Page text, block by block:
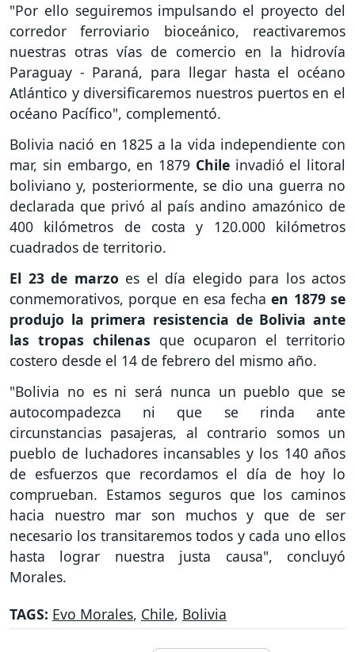
"Por ello seguiremos impulsando el proyecto del
corredor ferroviario bioceánico, reactivaremos
nuestras otras vías de comercio en la hidrovía
Paraguay - Paraná, para llegar hasta el océano
Atlántico y diversificaremos nuestros puertos en el
océano Pacífico", complementó.
Bolivia nació en 1825 a la vida independiente con
mar, sin embargo, en 1879 Chile invadió el litoral
boliviano y, posteriormente, se dio una guerra no
declarada que privó al país andino amazónico de
400 kilómetros de costa y 120.000 kilómetros
cuadrados de territorio.
El 23 de marzo es el día elegido para los actos
conmemorativos, porque en esa fechaen 1879 se
produjo la primera resistencia de Bolivia ante
las tropas chilenas que ocuparon el territorio
costero desde el 14 de febrero del mismo año.
"Bolivia no es ni será nunca un pueblo que se
autocompadezca ni que se rinda ante
circunstancias pasajeras, al contrario somos un
pueblo de luchadores incansables y los 140 años
de esfuerzos que recordamos el día de hoy lo
comprueban. Estamos seguros que los caminos
hacia nuestro mar son muchos y que de ser
necesario los transitaremos todos y cada uno ellos
hasta lograr nuestra justa causa", concluyó
Morales.
TAGS: Evo Morales, Chile, Bolivia